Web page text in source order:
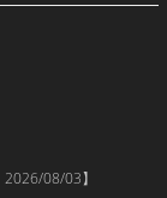
2026/08/03】